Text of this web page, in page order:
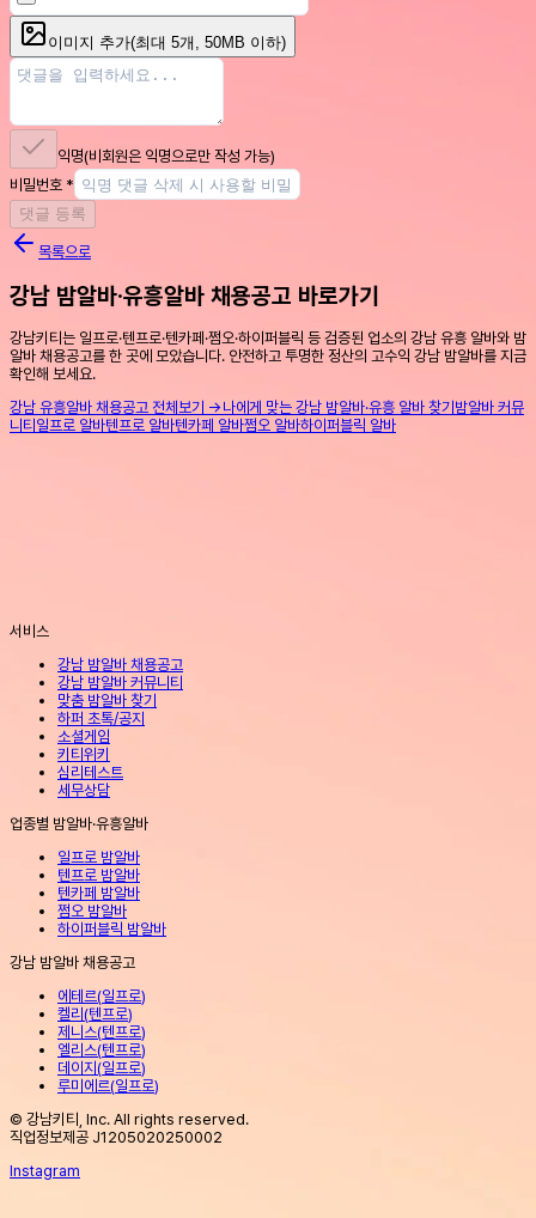
이미지 추가(최대 5개, 50MB 이하)
익명(비회원은 익명으로만 작성 가능)
비밀번호 *
댓글 등록
목록으로
강남 밤알바·유흥알바 채용공고 바로가기
강남키티는 일프로·텐프로·텐카페·쩜오·하이퍼블릭 등 검증된 업소의 강남 유흥 알바와 밤
알바 채용공고를 한 곳에 모았습니다. 안전하고 투명한 정산의 고수익 강남 밤알바를 지금
확인해 보세요.
강남 유흥알바 채용공고 전체보기 → 나에게 맞는 강남 밤알바·유흥 알바 찾기 밤알바 커뮤
니티 일프로 알바텐프로 알바텐카페 알바쩜오 알바하이퍼블릭 알바
서비스
강남 밤알바 채용공고
강남 밤알바 커뮤니티
맞춤 밤알바 찾기
하퍼 초톡/공지
소셜게임
키티위키
심리테스트
세무상담
업종별 밤알바·유흥알바
일프로 밤알바
텐프로 밤알바
텐카페 밤알바
쩜오 밤알바
하이퍼블릭 밤알바
강남 밤알바 채용공고
에테르(일프로)
켈리 (텐프로)
제니스(텐프로)
엘리스(텐프로)
데이지 (일프로)
루미에르(일프로)
© 강남키티, Inc. All rights reserved.
직업정보제공 J1205020250002
Instagram